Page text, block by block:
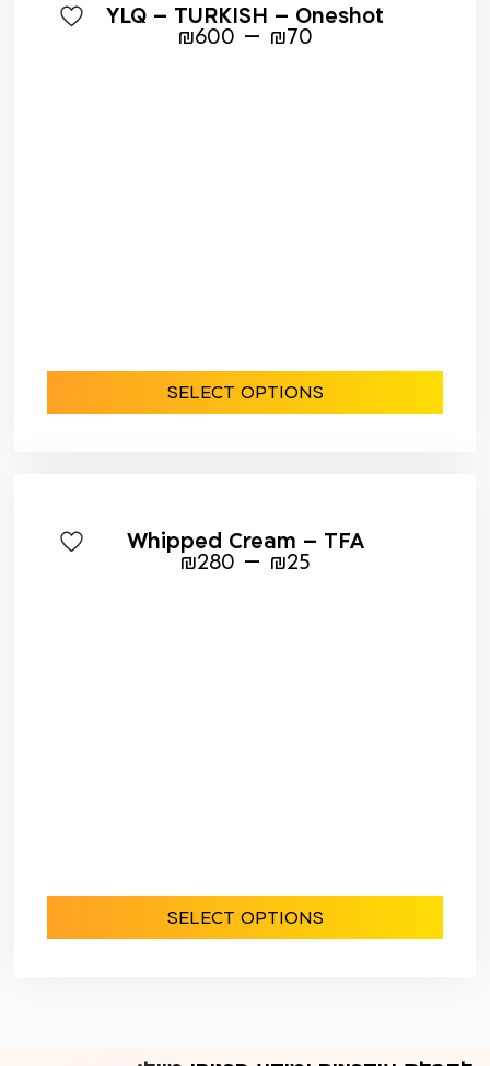
YLQ – TURKISH – Oneshot
₪70
–
₪600
SELECT OPTIONS
Whipped Cream – TFA
₪25
–
₪280
SELECT OPTIONS